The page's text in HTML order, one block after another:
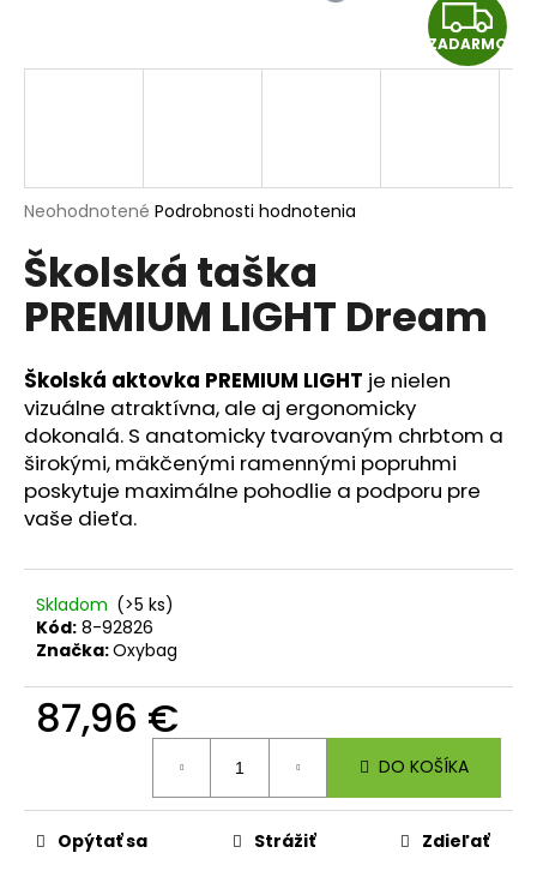
Priemerné
produktu
je
0,0
hviezdičiek.
Neohodnotené Podrobnosti hodnotenia
Školská taška
PREMIUM LIGHT Dream
Školská aktovka PREMIUM LIGHT je nielen
vizuálne atraktívna, ale aj ergonomicky
dokonalá. S anatomicky tvarovaným chrbtom a
širokými, mäkčenými ramennými popruhmi
poskytuje maximálne pohodlie a podporu pre
vaše dieťa.
Skladom (>5 ks)
Kód: 8-92826
Značka:Oxybag
87,96 €
DO KOŠÍKA
Opýtať sa Strážiť Zdieľať
Z
A
ZADARMO
j
HĽADAŤ
O
d
p
o
r
ú
a
m
e
BOX
NA
DESIATU
PIXEL
5,56